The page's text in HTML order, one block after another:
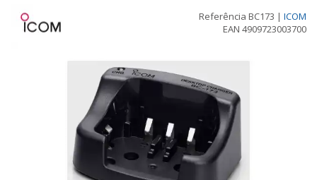
Referência BC173 | ICOM
EAN 4909723003700